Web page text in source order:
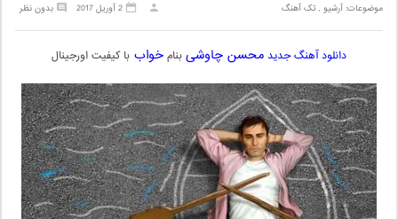
موضوعات:آرشیو ,تک آهنگ بدون نظر 2 آوریل 2017
دانلود آهنگ جدید محسن چاوشیبنامخواب با کیفیت اورجینال